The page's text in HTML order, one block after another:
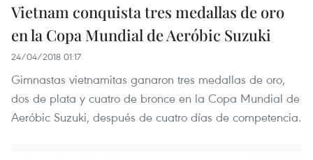
Vietnam conquista tres medallas de oro
en la Copa Mundial de Aeróbic Suzuki
24/04/2018 01:17
Gimnastas vietnamitas ganaron tres medallas de oro,
dos de plata y cuatro de bronce en la Copa Mundial de
Aeróbic Suzuki, después de cuatro días de competencia.